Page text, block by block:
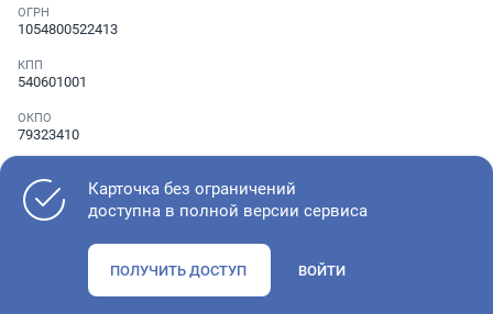
ОГРН
1054800522413
КПП
540601001
ОКПО
79323410
Не указан
Как оценить состояние компании
Карточка без ограничений
доступна в полной версии сервиса
ПОЛУЧИТЬ ДОСТУП ВОЙТИ